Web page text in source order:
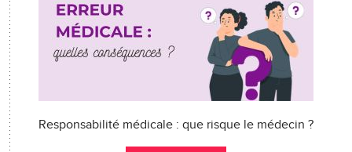
Responsabilité médicale : que risque le médecin ?